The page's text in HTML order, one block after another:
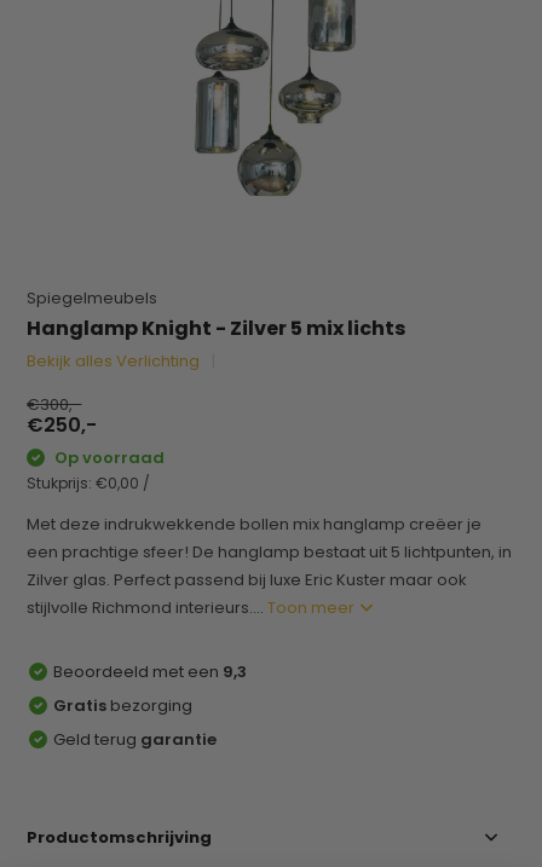
Spiegelmeubels
Hanglamp Knight - Zilver 5 mix lichts
Bekijk alles Verlichting
€300,-
€250,-
Op voorraad
Stukprijs:€0,00 /
Met deze indrukwekkende bollen mix hanglamp creëer je
een prachtige sfeer! De hanglamp bestaat uit 5 lichtpunten, in
Zilver glas. Perfect passend bij luxe Eric Kuster maar ook
stijlvolle Richmond interieurs....Toon meer
Beoordeeld met een 9,3
Gratis bezorging
Geld terug garantie
Productomschrijving